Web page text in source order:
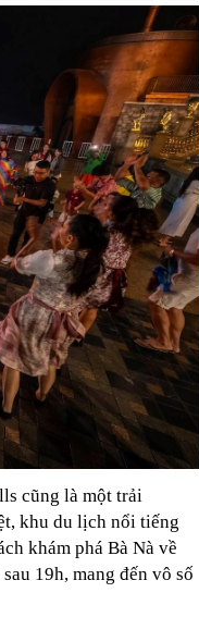
cũng là một trải
khu du lịch nổi tiếng
khám phá Bà Nà về
19h, mang đến vô số